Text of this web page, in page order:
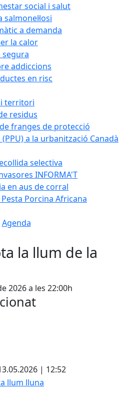
social i salut
salmonel·losi
a demanda
la calor
segura
addiccions
en risc
territori
residus
franges de protecció
a la urbanització Canadà
selectiva
INFORMA'T
en aus de corral
Porcina Africana
Agenda
la llum de la
2026 a les 22:00h
| 12:52
lluna